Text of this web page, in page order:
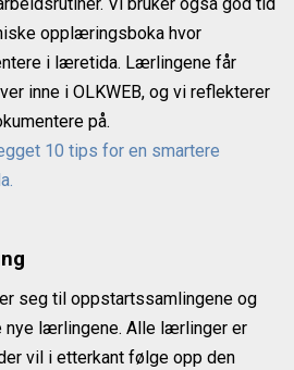
opplæringsboka hvor
i læretida. Lærlingene får
inne i OLKWEB, og vi reflekterer
på.
10 tips for en smartere
seg til oppstartssamlingene og
nye lærlingene. Alle lærlinger er
vil i etterkant følge opp den